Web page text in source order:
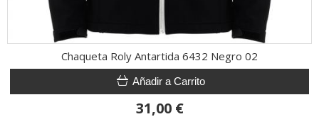
Chaqueta Roly Antartida 6432 Negro 02
Añadir a Carrito
31,00 €